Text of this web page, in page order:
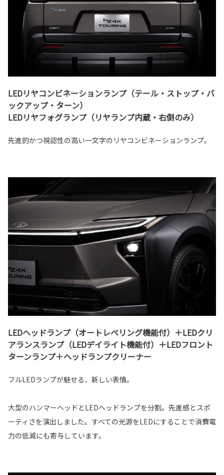
LEDリヤコンビネーションランプ（テール・ストップ・バ
ックアップ・ターン）
LEDリヤフォグランプ（リヤランプ内蔵・右側のみ）
先進的かつ視認性の高い一文字のリヤコンビネーションランプ。
LEDヘッドランプ（オートレベリング機能付）＋LEDクリ
アランスランプ（LEDデイライト機能付）＋LEDフロント
ターンランプ＋ヘッドランプクリーナー
フルLEDランプが魅せる、新しい表情。
大型のハンマーヘッドとLEDヘッドランプを分割。先進感とスポ
ーティさを演出しました。すべての光源をLEDにすることで消費電
力の低減にも寄与しています。